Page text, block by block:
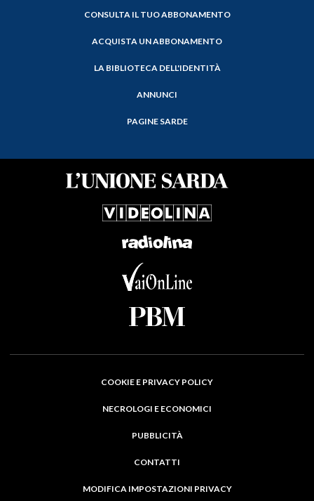
CONSULTA IL TUO ABBONAMENTO
ACQUISTA UN ABBONAMENTO
LA BIBLIOTECA DELL'IDENTITÀ
ANNUNCI
PAGINE SARDE
COOKIE E PRIVACY POLICY
NECROLOGI E ECONOMICI
PUBBLICITÀ
CONTATTI
MODIFICA IMPOSTAZIONI PRIVACY